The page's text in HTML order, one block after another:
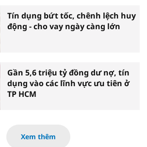
Tín dụng bứt tốc, chênh lệch huy
động - cho vay ngày càng lớn
Gần 5,6 triệu tỷ đồng dư nợ, tín
dụng vào các lĩnh vực ưu tiên ở
TP HCM
Xem thêm